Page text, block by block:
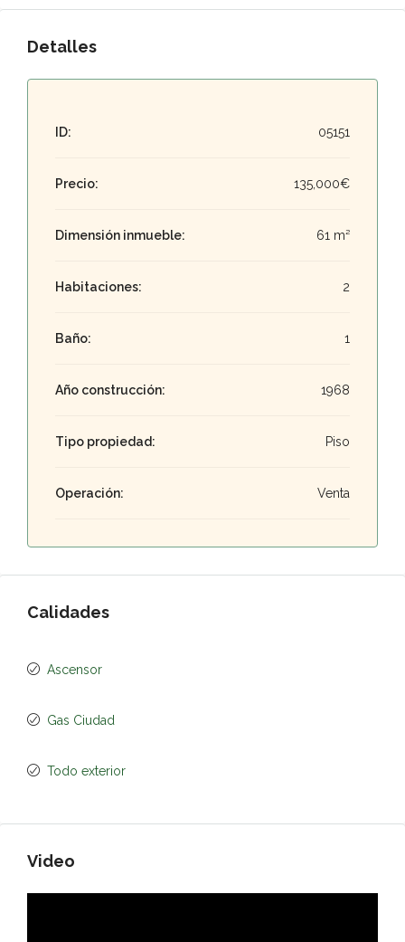
Detalles
ID: 05151
Precio: 135,000€
Dimensión inmueble: 61 m²
Habitaciones: 2
Baño: 1
Año construcción: 1968
Tipo propiedad: Piso
Operación: Venta
Calidades
Ascensor
Gas Ciudad
Todo exterior
Video